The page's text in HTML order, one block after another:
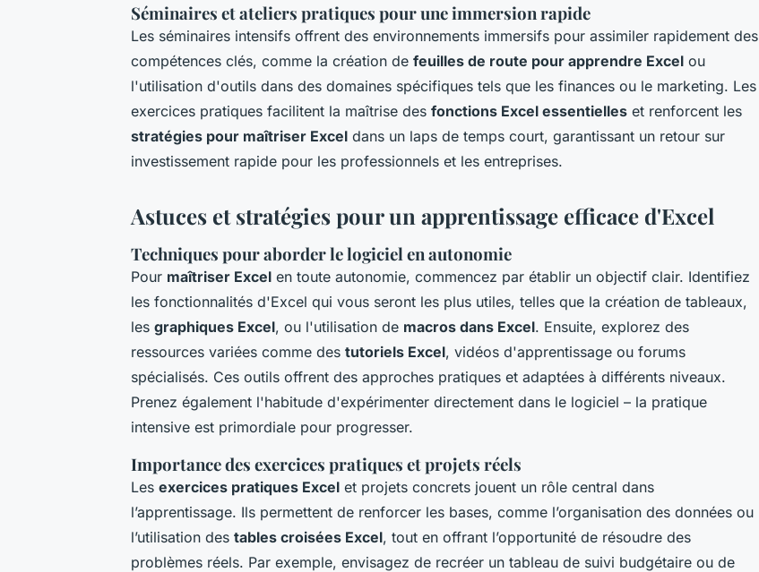
Séminaires et ateliers pratiques pour une immersion rapide
Les séminaires intensifs offrent des environnements immersifs pour assimiler rapidement des
compétences clés, comme la création de feuilles de route pour apprendre Excel ou
l'utilisation d'outils dans des domaines spécifiques tels que les finances ou le marketing. Les
exercices pratiques facilitent la maîtrise des fonctions Excel essentielles et renforcent les
stratégies pour maîtriser Excel dans un laps de temps court, garantissant un retour sur
investissement rapide pour les professionnels et les entreprises.
Astuces et stratégies pour un apprentissage efficace d'Excel
Techniques pour aborder le logiciel en autonomie
Pour maîtriser Excel en toute autonomie, commencez par établir un objectif clair. Identifiez
les fonctionnalités d'Excel qui vous seront les plus utiles, telles que la création de tableaux,
les graphiques Excel, ou l'utilisation de macros dans Excel. Ensuite, explorez des
ressources variées comme des tutoriels Excel, vidéos d'apprentissage ou forums
spécialisés. Ces outils offrent des approches pratiques et adaptées à différents niveaux.
Prenez également l'habitude d'expérimenter directement dans le logiciel – la pratique
intensive est primordiale pour progresser.
Importance des exercices pratiques et projets réels
Les exercices pratiques Excel et projets concrets jouent un rôle central dans
l’apprentissage. Ils permettent de renforcer les bases, comme l’organisation des données ou
l’utilisation des tables croisées Excel, tout en offrant l’opportunité de résoudre des
problèmes réels. Par exemple, envisagez de recréer un tableau de suivi budgétaire ou de